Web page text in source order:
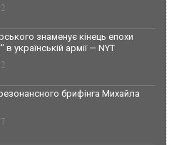
знаменує кінець епохи
в українській армії — NYT
брифінга Михайла